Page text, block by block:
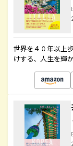
世界を４０年以上
けする、人生を輝